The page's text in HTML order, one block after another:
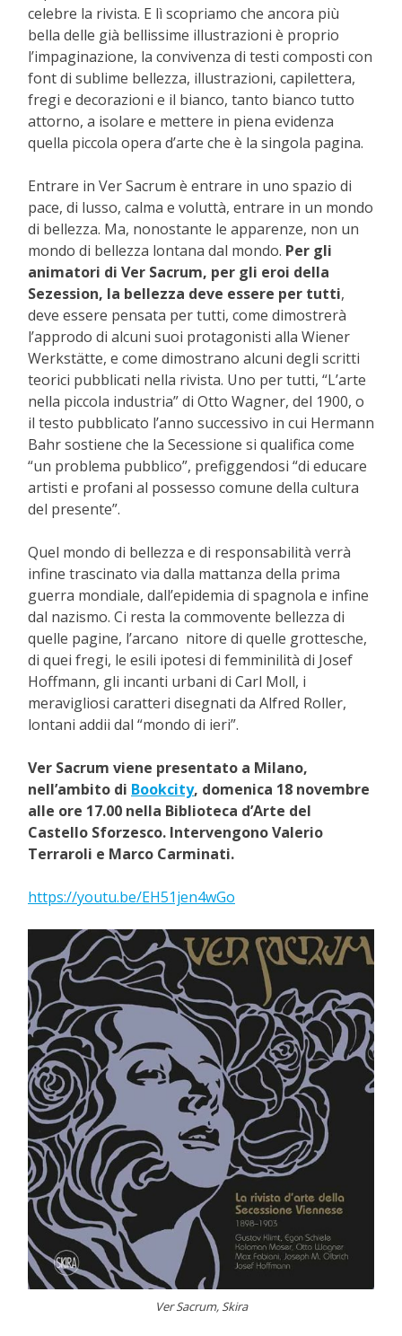
celebre la rivista. E lì scopriamo che ancora più
bella delle già bellissime illustrazioni è proprio
l’impaginazione, la convivenza di testi composti con
font di sublime bellezza, illustrazioni, capilettera,
fregi e decorazioni e il bianco, tanto bianco tutto
attorno, a isolare e mettere in piena evidenza
quella piccola opera d’arte che è la singola pagina.
Entrare in Ver Sacrum è entrare in uno spazio di
pace, di lusso, calma e voluttà, entrare in un mondo
di bellezza. Ma, nonostante le apparenze, non un
mondo di bellezza lontana dal mondo. Per gli
animatori di Ver Sacrum, per gli eroi della
Sezession, la bellezza deve essere per tutti,
deve essere pensata per tutti, come dimostrerà
l’approdo di alcuni suoi protagonisti alla Wiener
Werkstätte, e come dimostrano alcuni degli scritti
teorici pubblicati nella rivista. Uno per tutti, “L’arte
nella piccola industria” di Otto Wagner, del 1900, o
il testo pubblicato l’anno successivo in cui Hermann
Bahr sostiene che la Secessione si qualifica come
“un problema pubblico”, prefiggendosi “di educare
artisti e profani al possesso comune della cultura
del presente”.
Quel mondo di bellezza e di responsabilità verrà
infine trascinato via dalla mattanza della prima
guerra mondiale, dall’epidemia di spagnola e infine
dal nazismo. Ci resta la commovente bellezza di
quelle pagine, l’arcano nitore di quelle grottesche,
di quei fregi, le esili ipotesi di femminilità di Josef
Hoffmann, gli incanti urbani di Carl Moll, i
meravigliosi caratteri disegnati da Alfred Roller,
lontani addii dal “mondo di ieri”.
Ver Sacrum viene presentato a Milano,
nell’ambito di Bookcity, domenica 18 novembre
alle ore 17.00 nella Biblioteca d’Arte del
Castello Sforzesco. Intervengono Valerio
Terraroli e Marco Carminati.
https://youtu.be/EH51jen4wGo
Ver Sacrum, Skira